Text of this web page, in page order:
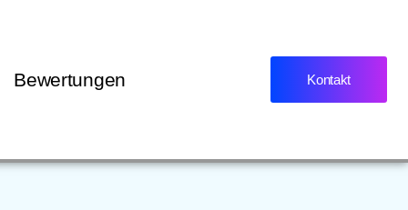
Bewertungen Kontakt